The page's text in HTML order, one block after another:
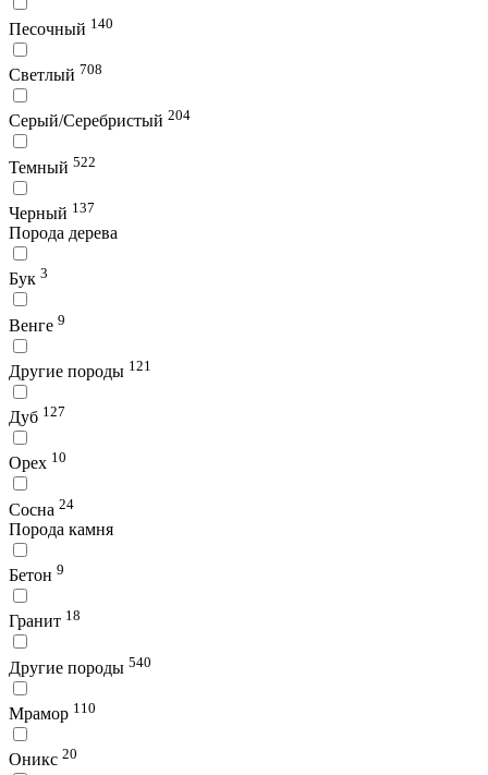
Песочный 140
Светлый 708
Серый/Серебристый 204
Темный 522
Черный 137
Порода дерева
Бук 3
Венге 9
Другие породы 121
Дуб 127
Орех 10
Сосна 24
Порода камня
Бетон 9
Гранит 18
Другие породы 540
Мрамор 110
Оникс 20